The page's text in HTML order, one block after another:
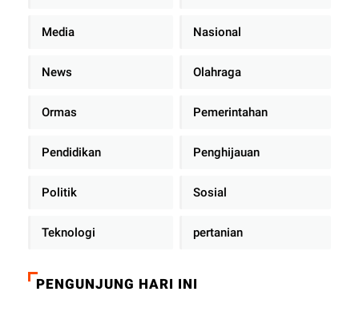
Media Nasional
News Olahraga
Ormas Pemerintahan
Pendidikan Penghijauan
Politik Sosial
Teknologi pertanian
PENGUNJUNG HARI INI